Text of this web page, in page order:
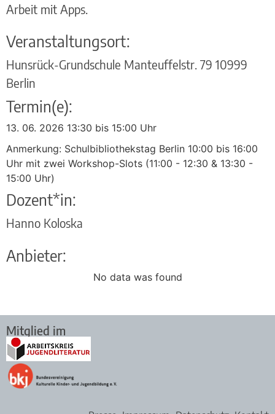
Arbeit mit Apps.
Veranstaltungsort:
Hunsrück-Grundschule Manteuffelstr. 79 10999
Berlin
Termin(e):
13. 06. 2026 13:30 bis 15:00 Uhr
Anmerkung: Schulbibliothekstag Berlin 10:00 bis 16:00
Uhr mit zwei Workshop-Slots (11:00 - 12:30 & 13:30 -
15:00 Uhr)
Dozent*in:
Hanno Koloska
Anbieter:
No data was found
Mitglied im